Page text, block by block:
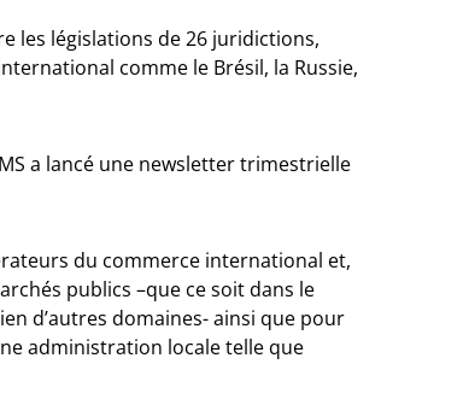
les législations de 26 juridictions,
comme le Brésil, la Russie,
a lancé une newsletter trimestrielle
du commerce international et,
publics –que ce soit dans le
d’autres domaines- ainsi que pour
administration locale telle que